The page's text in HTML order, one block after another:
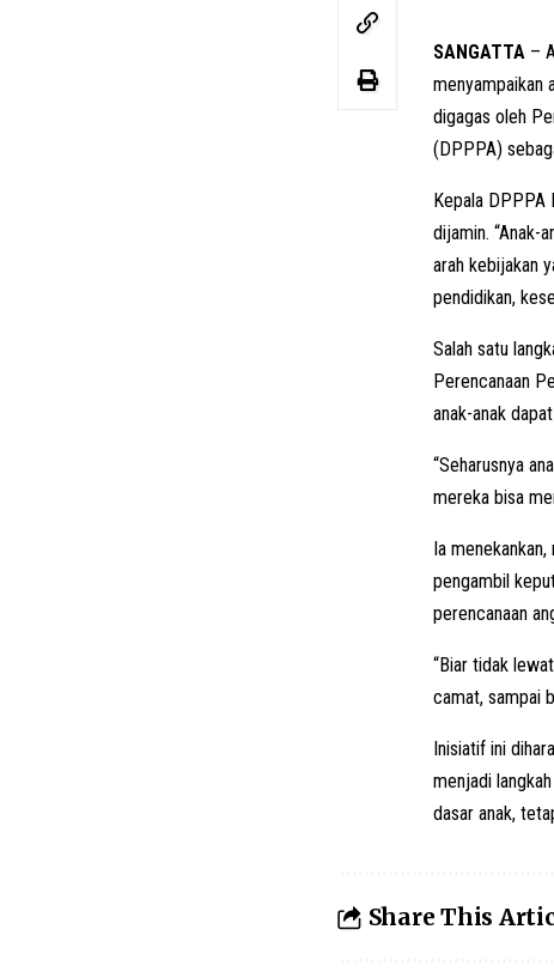
SANGATTA –
menyampaikan
digagas oleh
(DPPPA)
Kepala DPPPA
dijamin. “Anak-
arah kebijakan
pendidikan,
Salah satu
Perencanaan
anak-anak
“Seharusnya
mereka bisa
Ia
pengambil
perencanaan
“Biar tidak
camat, sampai
Inisiatif ini
menjadi
dasar anak,
Share This